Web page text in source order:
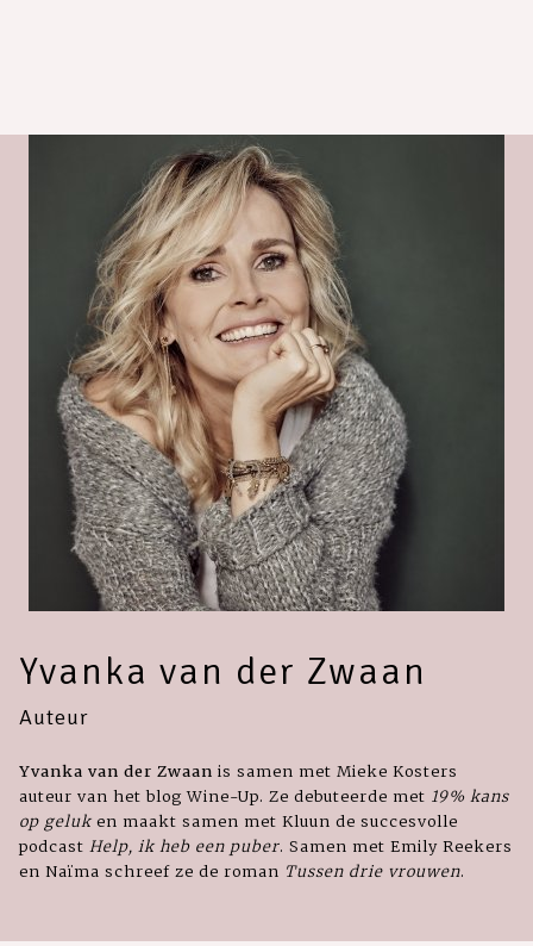
Yvanka van der Zwaan
Auteur
Yvanka van der Zwaan is samen met Mieke Kosters
auteur van het blog Wine-Up. Ze debuteerde met 19% kans
op geluk en maakt samen met Kluun de succesvolle
podcast Help, ik heb een puber. Samen met Emily Reekers
en Naïma schreef ze de roman Tussen drie vrouwen.